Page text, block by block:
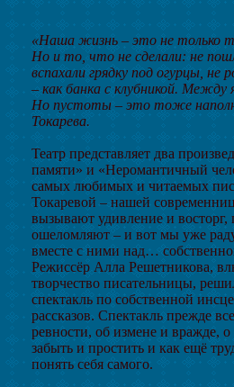
«Наша жизнь – это не только
Но и то, что не сделали: не
вспахали грядку под огурцы, не
– как банка с клубникой.
Но пустоты – это тоже
Токарева.
Театр представляет два
памяти» и «Неромантичный
самых любимых и читаемых
Токаревой – нашей
вызывают удивление и восторг,
ошеломляют – и вот мы уже
вместе с ними над…
Режиссёр Алла Решетникова,
творчество писательницы,
спектакль по собственной
рассказов. Спектакль прежде
ревности, об измене и вражде,
забыть и простить и как ещё
понять себя самого.